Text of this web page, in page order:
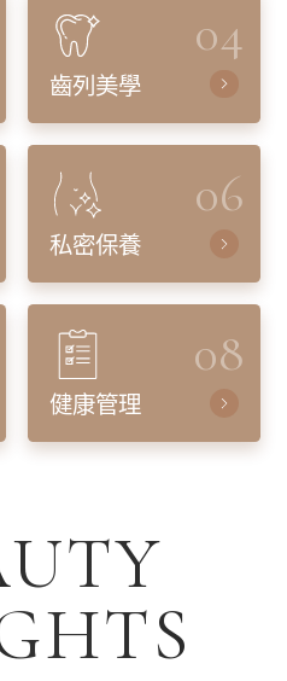
04
齒列美學
06
私密保養
08
健康管理